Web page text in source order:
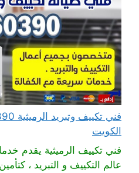
الكويت
فني تكييف الرميثية يقدم
عالم التكييف و التبريد ،